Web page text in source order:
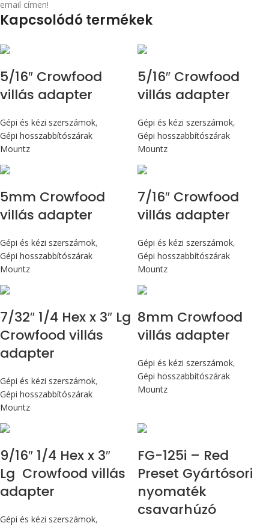
email címen!
Kapcsolódó termékek
5/16″ Crowfood
villás adapter
Gépi és kézi szerszámok,
Gépi hosszabbítószárak
Mountz
5/16″ Crowfood
villás adapter
Gépi és kézi szerszámok,
Gépi hosszabbítószárak
Mountz
5mm Crowfood
villás adapter
Gépi és kézi szerszámok,
Gépi hosszabbítószárak
Mountz
7/16″ Crowfood
villás adapter
Gépi és kézi szerszámok,
Gépi hosszabbítószárak
Mountz
7/32″ 1/4 Hex x 3″ Lg
Crowfood villás
adapter
Gépi és kézi szerszámok,
Gépi hosszabbítószárak
Mountz
8mm Crowfood
villás adapter
Gépi és kézi szerszámok,
Gépi hosszabbítószárak
Mountz
9/16″ 1/4 Hex x 3″
Lg Crowfood villás
adapter
Gépi és kézi szerszámok,
FG-125i – Red
Preset Gyártósori
nyomaték
csavarhúzó